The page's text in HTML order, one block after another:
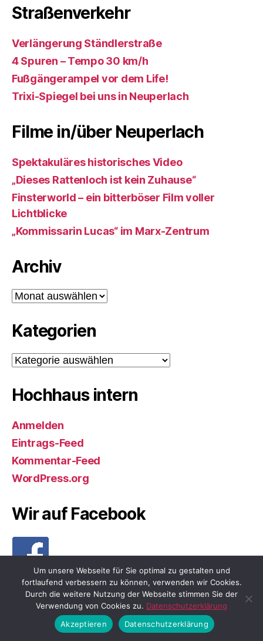
Straßenverkehr
Verlängerung Ständlerstraße
4 Spuren – Tempo 30 km/h
Fußgängerampel vor dem Life!
Trixi-Spiegel bei uns in Neuperlach
Filme in/über Neuperlach
Spektakuläres historisches Video
„Dieses Rattenloch ist kein Zuhause“
Finsterworld – ein bitterböser Film voller
Lichtblicke
„Kommissarin Lucas“ im Marx-Zentrum
Archiv
Archiv
Kategorien
Kategorien
Hochhaus intern
Anmelden
Eintrags-Feed
Kommentar-Feed
WordPress.org
Wir auf Facebook
Neuperlach.org Nach oben
Um unsere Webseite für Sie optimal zu gestalten und
fortlaufend verbessern zu können, verwenden wir Cookies.
Durch die weitere Nutzung der Webseite stimmen Sie der
Verwendung von Cookies zu. Datenschutzerklärung
Akzeptieren
Datenschutzerklärung